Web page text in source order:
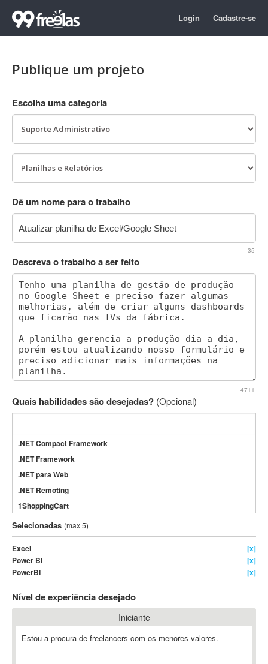
Login Cadastre-se
Publique um projeto
Escolha uma categoria
Dê um nome para o trabalho
35
Descreva o trabalho a ser feito
4711
Quais habilidades são desejadas? (Opcional)
.NET Compact Framework
.NET Framework
.NET para Web
.NET Remoting
1ShoppingCart
3DS Max
3GSM
4D Dimension
802.11
A-GPS
Selecionadas (max 5)
Excel
[x]
Power BI
[x]
PowerBI
[x]
Nível de experiência desejado
Iniciante
Estou a procura de freelancers com os menores valores.